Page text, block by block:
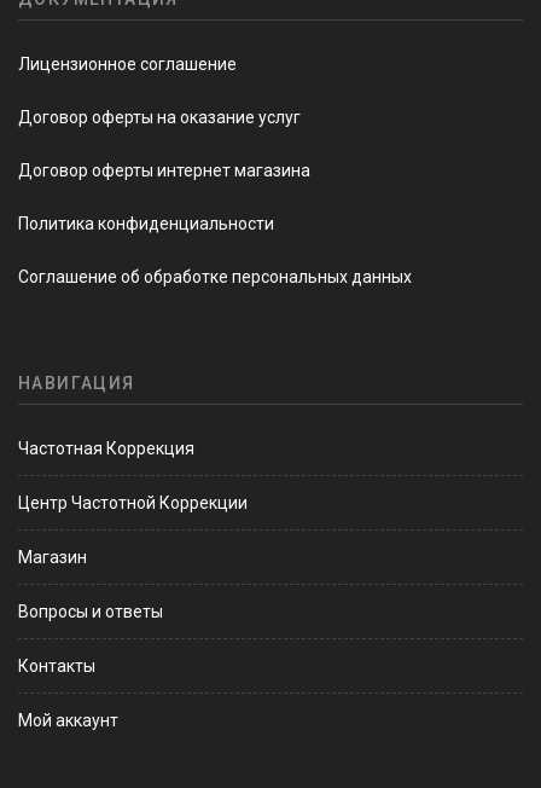
Лицензионное соглашение
Договор оферты на оказание услуг
Договор оферты интернет магазина
Политика конфиденциальности
Соглашение об обработке персональных данных
НАВИГАЦИЯ
Частотная Коррекция
Центр Частотной Коррекции
Магазин
Вопросы и ответы
Контакты
Мой аккаунт